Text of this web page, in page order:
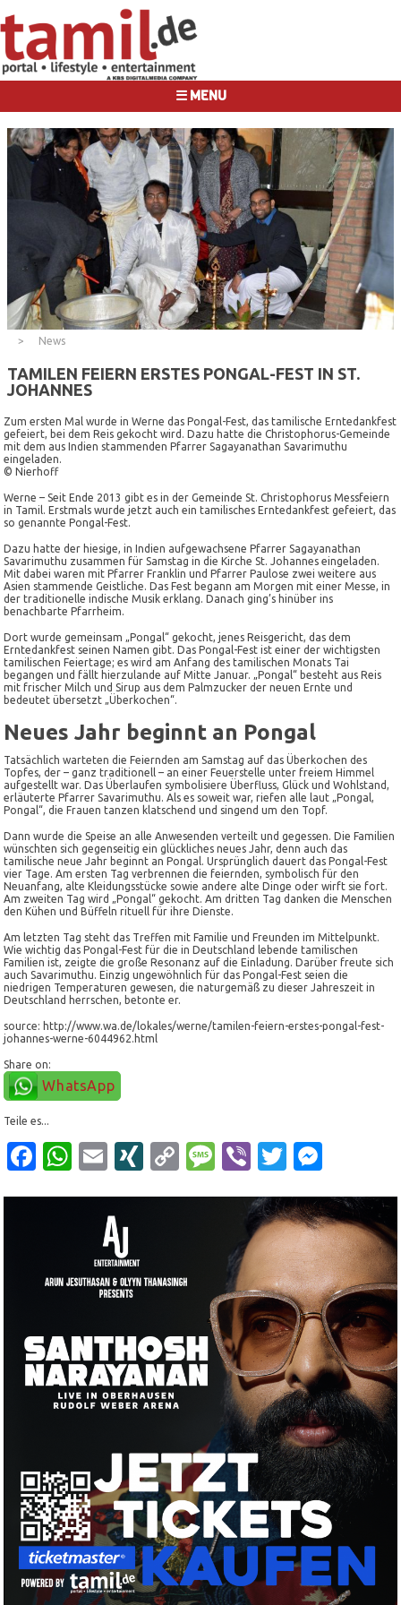
☰ MENU
News
TAMILEN FEIERN ERSTES PONGAL-FEST IN ST.
JOHANNES
Zum ersten Mal wurde in Werne das Pongal-Fest, das tamilische Erntedankfest
gefeiert, bei dem Reis gekocht wird. Dazu hatte die Christophorus-Gemeinde
mit dem aus Indien stammenden Pfarrer Sagayanathan Savarimuthu
eingeladen.
© Nierhoff
Werne – Seit Ende 2013 gibt es in der Gemeinde St. Christophorus Messfeiern
in Tamil. Erstmals wurde jetzt auch ein tamilisches Erntedankfest gefeiert, das
so genannte Pongal-Fest.
Dazu hatte der hiesige, in Indien aufgewachsene Pfarrer Sagayanathan
Savarimuthu zusammen für Samstag in die Kirche St. Johannes eingeladen.
Mit dabei waren mit Pfarrer Franklin und Pfarrer Paulose zwei weitere aus
Asien stammende Geistliche. Das Fest begann am Morgen mit einer Messe, in
der traditionelle indische Musik erklang. Danach ging’s hinüber ins
benachbarte Pfarrheim.
Dort wurde gemeinsam „Pongal“ gekocht, jenes Reisgericht, das dem
Erntedankfest seinen Namen gibt. Das Pongal-Fest ist einer der wichtigsten
tamilischen Feiertage; es wird am Anfang des tamilischen Monats Tai
begangen und fällt hierzulande auf Mitte Januar. „Pongal“ besteht aus Reis
mit frischer Milch und Sirup aus dem Palmzucker der neuen Ernte und
bedeutet übersetzt „Überkochen“.
Neues Jahr beginnt an Pongal
Tatsächlich warteten die Feiernden am Samstag auf das Überkochen des
Topfes, der – ganz traditionell – an einer Feuerstelle unter freiem Himmel
aufgestellt war. Das Überlaufen symbolisiere Überfluss, Glück und Wohlstand,
erläuterte Pfarrer Savarimuthu. Als es soweit war, riefen alle laut „Pongal,
Pongal“, die Frauen tanzen klatschend und singend um den Topf.
Dann wurde die Speise an alle Anwesenden verteilt und gegessen. Die Familien
wünschten sich gegenseitig ein glückliches neues Jahr, denn auch das
tamilische neue Jahr beginnt an Pongal. Ursprünglich dauert das Pongal-Fest
vier Tage. Am ersten Tag verbrennen die feiernden, symbolisch für den
Neuanfang, alte Kleidungsstücke sowie andere alte Dinge oder wirft sie fort.
Am zweiten Tag wird „Pongal“ gekocht. Am dritten Tag danken die Menschen
den Kühen und Büffeln rituell für ihre Dienste.
Am letzten Tag steht das Treffen mit Familie und Freunden im Mittelpunkt.
Wie wichtig das Pongal-Fest für die in Deutschland lebende tamilischen
Familien ist, zeigte die große Resonanz auf die Einladung. Darüber freute sich
auch Savarimuthu. Einzig ungewöhnlich für das Pongal-Fest seien die
niedrigen Temperaturen gewesen, die naturgemäß zu dieser Jahreszeit in
Deutschland herrschen, betonte er.
source: http://www.wa.de/lokales/werne/tamilen-feiern-erstes-pongal-fest-
johannes-werne-6044962.html
Share on:
WhatsApp
Teile es...
Facebook
WhatsApp
EmailXINGCopyMessage
ViberTwitter